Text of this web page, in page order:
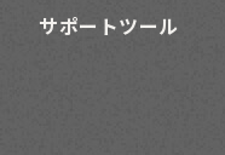
サポートツール